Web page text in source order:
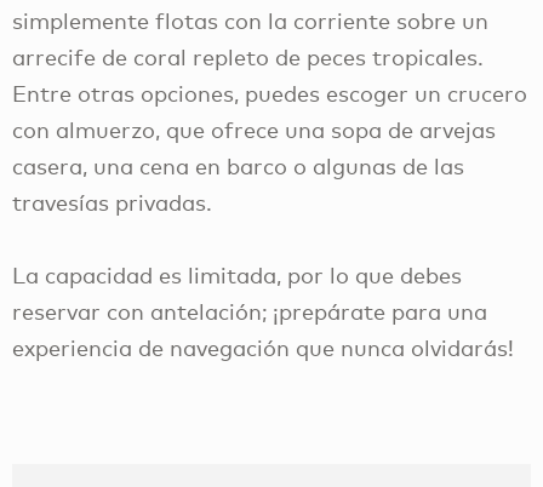
simplemente flotas con la corriente sobre un
arrecife de coral repleto de peces tropicales.
Entre otras opciones, puedes escoger un crucero
con almuerzo, que ofrece una sopa de arvejas
casera, una cena en barco o algunas de las
travesías privadas.
La capacidad es limitada, por lo que debes
reservar con antelación; ¡prepárate para una
experiencia de navegación que nunca olvidarás!